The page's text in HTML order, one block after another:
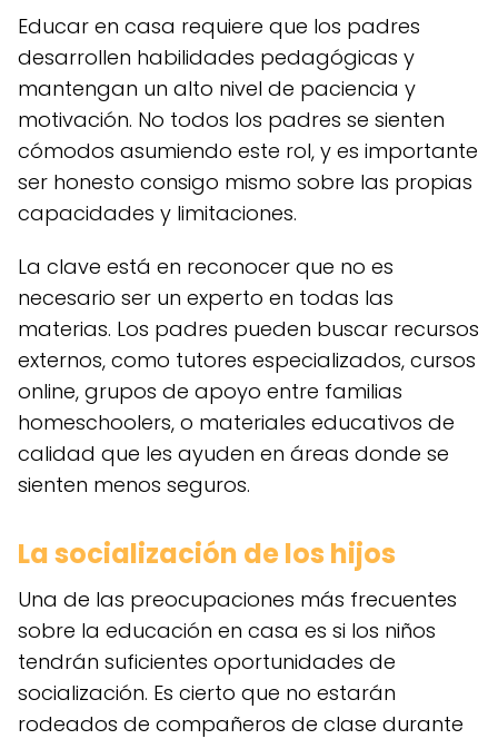
Educar en casa requiere que los padres
desarrollen habilidades pedagógicas y
mantengan un alto nivel de paciencia y
motivación. No todos los padres se sienten
cómodos asumiendo este rol, y es importante
ser honesto consigo mismo sobre las propias
capacidades y limitaciones.
La clave está en reconocer que no es
necesario ser un experto en todas las
materias. Los padres pueden buscar recursos
externos, como tutores especializados, cursos
online, grupos de apoyo entre familias
homeschoolers, o materiales educativos de
calidad que les ayuden en áreas donde se
sienten menos seguros.
La socialización de los hijos
Una de las preocupaciones más frecuentes
sobre la educación en casa es si los niños
tendrán suficientes oportunidades de
socialización. Es cierto que no estarán
rodeados de compañeros de clase durante